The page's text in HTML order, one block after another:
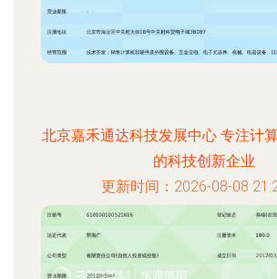
北京嘉禾通达科技发展中心 专注计
的科技创新企业
更新时间：2026-08-08